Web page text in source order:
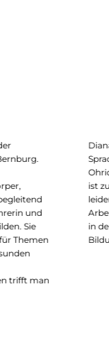
und
Sie
Themen
trifft man
ist
in